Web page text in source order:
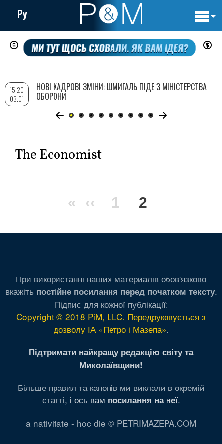
Перейти
до
вмісту
Ру
The Economist
Перша
«
Попередня
‹‹ Сторінка
1
Поточна
2
15:20
03.01
НОВІ КАДРОВІ ЗМІНИ: ШМИГАЛЬ ПІДЕ З МІНІСТЕРСТВА
ОБОРОНИ
При використанні наших материалів обов'язково
вкажіть постійне посилання перед початком тексту.
Підпис для кожної публікації:
Copyright © 2018 PiM, LLC. Передруковується з
дозволу ІА «Петро і Мазепа».
Підтримати найкращу редакцію світу та
Миколаївщини!
Більше правил та канонів ми виклали в окремій
статті, і ось вам посилання на неї.
a nativitate - hoc die © PETRIMAZEPA.COM